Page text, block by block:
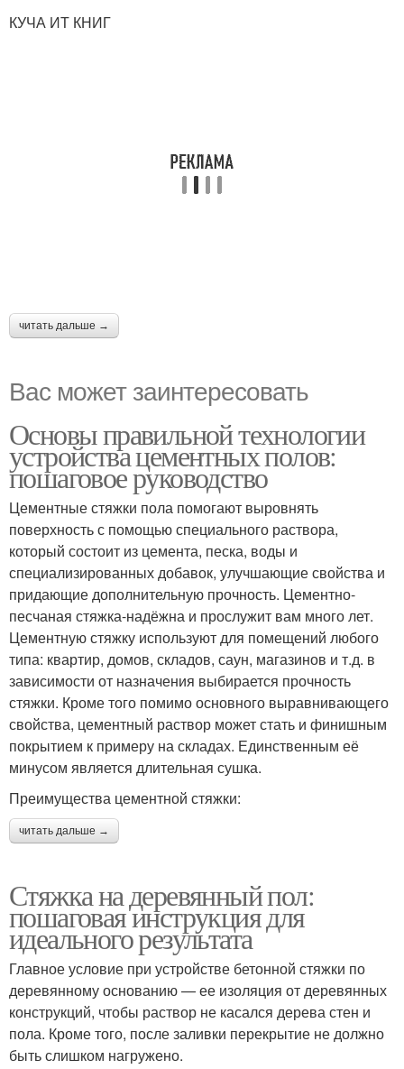
КУЧА ИТ КНИГ
читать дальше →
Вас может заинтересовать
Основы правильной технологии
устройства цементных полов:
пошаговое руководство
Цементные стяжки пола помогают выровнять
поверхность с помощью специального раствора,
который состоит из цемента, песка, воды и
специализированных добавок, улучшающие свойства и
придающие дополнительную прочность. Цементно-
песчаная стяжка-надёжна и прослужит вам много лет.
Цементную стяжку используют для помещений любого
типа: квартир, домов, складов, саун, магазинов и т.д. в
зависимости от назначения выбирается прочность
стяжки. Кроме того помимо основного выравнивающего
свойства, цементный раствор может стать и финишным
покрытием к примеру на складах. Единственным её
минусом является длительная сушка.
Преимущества цементной стяжки:
читать дальше →
Стяжка на деревянный пол:
пошаговая инструкция для
идеального результата
Главное условие при устройстве бетонной стяжки по
деревянному основанию — ее изоляция от деревянных
конструкций, чтобы раствор не касался дерева стен и
пола. Кроме того, после заливки перекрытие не должно
быть слишком нагружено.